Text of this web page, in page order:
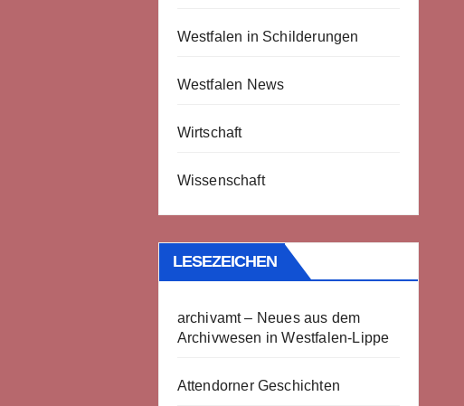
Westfalen in Schilderungen
Westfalen News
Wirtschaft
Wissenschaft
LESEZEICHEN
archivamt – Neues aus dem
Archivwesen in Westfalen-Lippe
Attendorner Geschichten